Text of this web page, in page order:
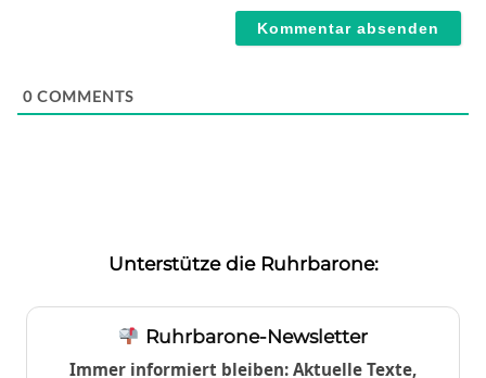
0 COMMENTS
Unterstütze die Ruhrbarone:
Ruhrbarone-Newsletter
Immer informiert bleiben: Aktuelle Texte,